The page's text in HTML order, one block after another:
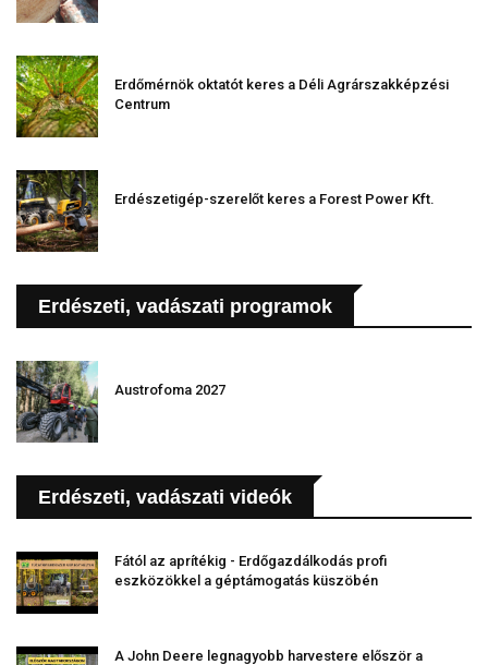
Erdőmérnök oktatót keres a Déli Agrárszakképzési
Centrum
Erdészetigép-szerelőt keres a Forest Power Kft.
Erdészeti, vadászati programok
Austrofoma 2027
Erdészeti, vadászati videók
Fától az aprítékig - Erdőgazdálkodás profi
eszközökkel a géptámogatás küszöbén
A John Deere legnagyobb harvestere először a